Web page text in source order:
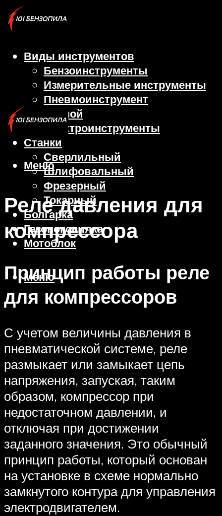
Виды инструментов
Бензоинструменты
Измерительные инструменты
Пневмоинструмент
Ручной
Электроинструменты
Станки
Сверлильный
Шлифовальный
Фрезерный
Токарный
Болгарка
Газонокосилка
Мотоблок
Меню
Меню
Реле давления для
компрессора
Принцип работы реле
для компрессоров
С учетом величины давления в
пневматической системе, реле
размыкает или замыкает цепь
напряжения, запуская, таким
образом, компрессор при
недостаточном давлении, и
отключая при достижении
заданного значения. Это обычный
принцип работы, который основан
на установке в схеме нормально
замкнутого контура для управления
электродвигателем.